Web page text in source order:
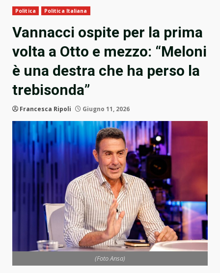
Politica Politica Italiana
Vannacci ospite per la prima
volta a Otto e mezzo: “Meloni
è una destra che ha perso la
trebisonda”
Francesca Ripoli Giugno 11, 2026
(Foto Ansa)